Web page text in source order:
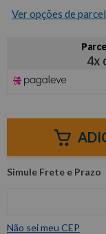
Ver opções de
Não sei meu CEP